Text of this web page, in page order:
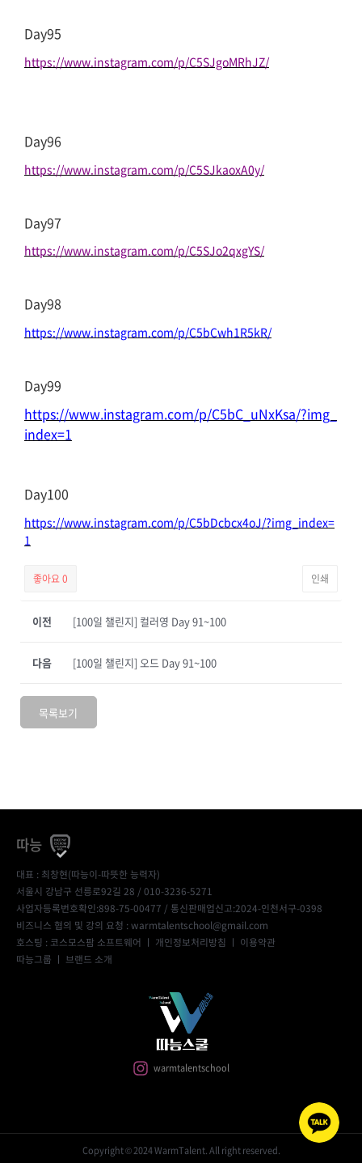
Day95
https://www.instagram.com/p/C5SJgoMRhJZ/
Day96
https://www.instagram.com/p/C5SJkaoxA0y/
Day97
https://www.instagram.com/p/C5SJo2qxgYS/
Day98
https://www.instagram.com/p/C5bCwh1R5kR/
Day99
https://www.instagram.com/p/C5bC_uNxKsa/?img_
index=1
Day100
https://www.instagram.com/p/C5bDcbcx4oJ/?img_index=
1
좋아요0 인쇄
이전 [100일 챌린지] 컬러영 Day 91~100
[100일 챌린지] 오드 Day 91~100
다음
목록보기
따능
대표 : 최창현(따능이-따뜻한 능력자)
서울시 강남구 선릉로92길 28 / 010-3236-5271
사업자등록번호확인:898-75-00477 / 통신판매업신고:2024-인천서구-0398
비즈니스 협의 및 강의 요청 : warmtalentschool@gmail.com
호스팅 : 코스모스팜 소프트웨어 ㅣ 개인정보처리방침 ㅣ 이용약관
따능그룹 ㅣ 브랜드 소개
warmtalentschool
Copyright © 2024 WarmTalent. All right reserved.